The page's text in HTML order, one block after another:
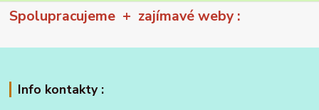
Spolupracujeme + zajímavé weby :
Info kontakty :